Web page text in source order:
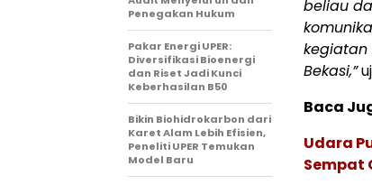
beliau
kegiatan
Bekasi,”
Baca
Udara
Sempat
Penegakan Hukum
Pakar Energi UPER:
Diversifikasi Bioenergi
dan Riset Jadi Kunci
Keberhasilan B50
Bikin Biohidrokarbon dari
Karet Alam Lebih Efisien,
Peneliti UPER Temukan
Model Baru